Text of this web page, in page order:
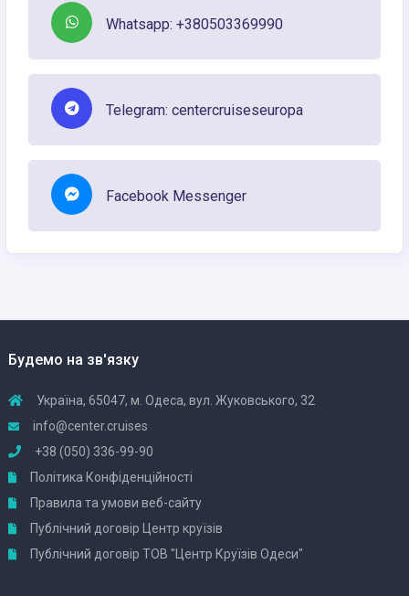
Whatsapp: +380503369990
Telegram: centercruiseseuropa
Facebook Messenger
Будемо на зв'язку
Україна, 65047, м. Одеса, вул. Жуковського, 32
info@center.cruises
+38 (050) 336-99-90
Політика Конфіденційності
Правила та умови веб-сайту
Публічний договір Центр круїзів
Публічний договір ТОВ "Центр Круїзів Одеси"